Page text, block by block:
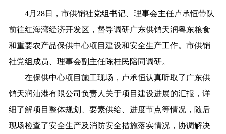
4月28日，市供销社党组书记、理事会主任卢承恒带队
前往红海湾经济开发区，督导调研广东供销天润粤东粮食
和重要农产品保供中心项目建设和安全生产工作。市供销
社党组成员、理事会副主任陈桂民陪同调研。
在保供中心项目施工现场，卢承恒认真听取了广东供
销天润汕港有限公司负责人关于项目建设进展的汇报，详
细了解项目整体规划、要素供给、进度节点等情况，随后
现场检查了安全生产及消防安全措施落实情况，协调解决